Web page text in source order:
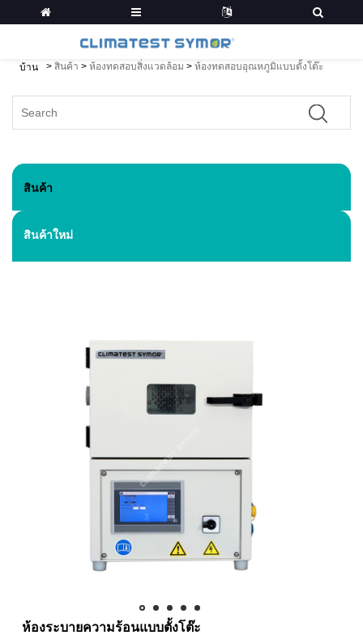
บ้าน > สินค้า > ห้องทดสอบสิ่งแวดล้อม > ห้องทดสอบอุณหภูมิแบบตั้งโต๊ะ
สินค้า
สินค้าใหม่
ห้องระบายความร้อนแบบตั้งโต๊ะ